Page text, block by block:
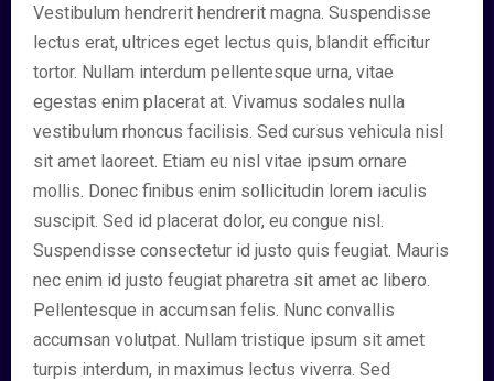
Vestibulum hendrerit hendrerit magna. Suspendisse
lectus erat, ultrices eget lectus quis, blandit efficitur
tortor. Nullam interdum pellentesque urna, vitae
egestas enim placerat at. Vivamus sodales nulla
vestibulum rhoncus facilisis. Sed cursus vehicula nisl
sit amet laoreet. Etiam eu nisl vitae ipsum ornare
mollis. Donec finibus enim sollicitudin lorem iaculis
suscipit. Sed id placerat dolor, eu congue nisl.
Suspendisse consectetur id justo quis feugiat. Mauris
nec enim id justo feugiat pharetra sit amet ac libero.
Pellentesque in accumsan felis. Nunc convallis
accumsan volutpat. Nullam tristique ipsum sit amet
turpis interdum, in maximus lectus viverra. Sed